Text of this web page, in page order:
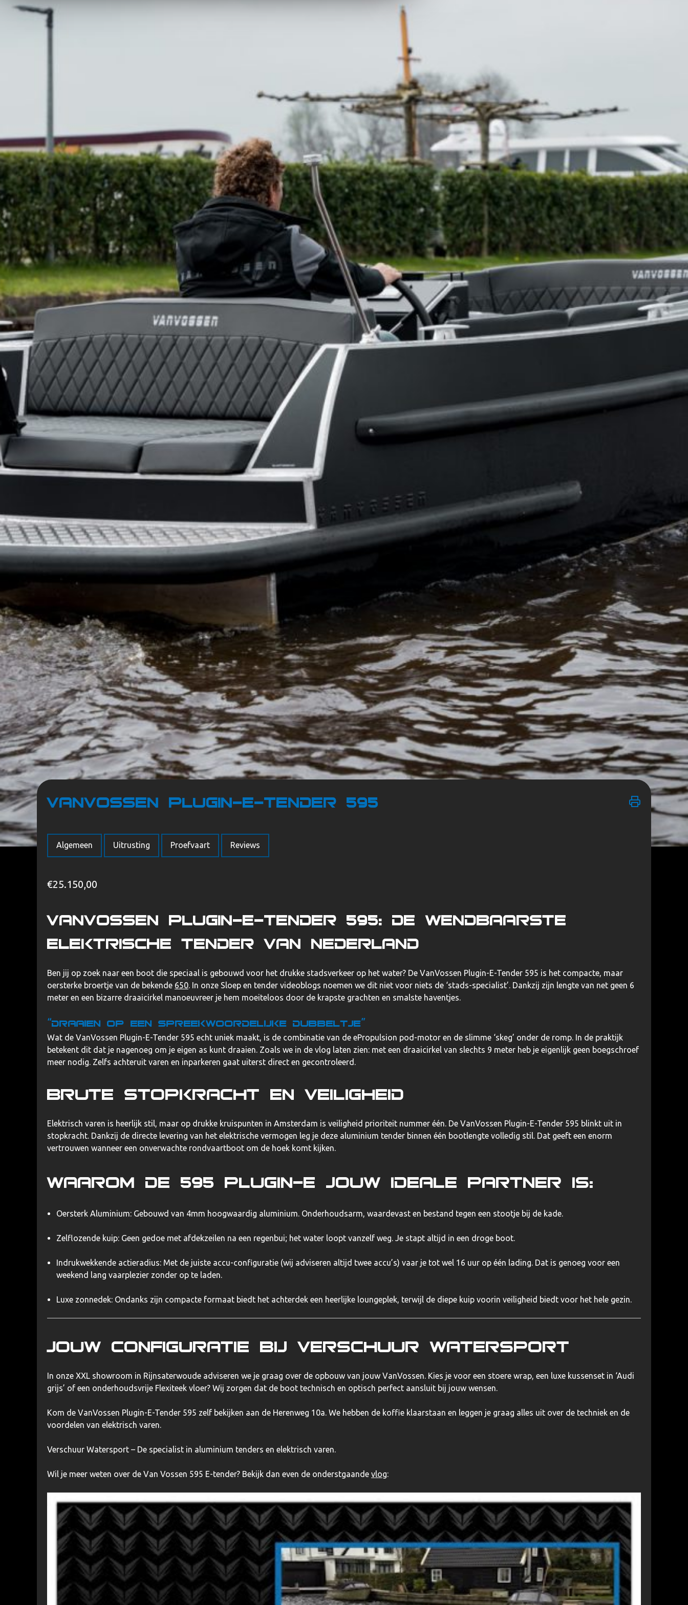
Merken / VanVossen Plugin-E-Tender 595
VanVossen Plugin-E-Tender 595
Algemeen Uitrusting Proefvaart Reviews
€25.150,00
VanVossen Plugin-E-Tender 595: De wendbaarste
elektrische tender van Nederland
Ben jij op zoek naar een boot die speciaal is gebouwd voor het drukke stadsverkeer op het water? De VanVossen Plugin-E-Tender 595 is het compacte, maar
oersterke broertje van de bekende 650. In onze Sloep en tender videoblogs noemen we dit niet voor niets de ‘stads-specialist’. Dankzij zijn lengte van net geen 6
meter en een bizarre draaicirkel manoeuvreer je hem moeiteloos door de krapste grachten en smalste haventjes.
“Draaien op een spreekwoordelijke dubbeltje”
Wat de VanVossen Plugin-E-Tender 595 echt uniek maakt, is de combinatie van de ePropulsion pod-motor en de slimme ‘skeg’ onder de romp. In de praktijk
betekent dit dat je nagenoeg om je eigen as kunt draaien. Zoals we in de vlog laten zien: met een draaicirkel van slechts 9 meter heb je eigenlijk geen boegschroef
meer nodig. Zelfs achteruit varen en inparkeren gaat uiterst direct en gecontroleerd.
Brute stopkracht en veiligheid
Elektrisch varen is heerlijk stil, maar op drukke kruispunten in Amsterdam is veiligheid prioriteit nummer één. De VanVossen Plugin-E-Tender 595 blinkt uit in
stopkracht. Dankzij de directe levering van het elektrische vermogen leg je deze aluminium tender binnen één bootlengte volledig stil. Dat geeft een enorm
vertrouwen wanneer een onverwachte rondvaartboot om de hoek komt kijken.
Waarom de 595 Plugin-E jouw ideale partner is:
Oersterk Aluminium:Gebouwd van 4mm hoogwaardig aluminium. Onderhoudsarm, waardevast en bestand tegen een stootje bij de kade.
Zelflozende kuip:Geen gedoe met afdekzeilen na een regenbui; het water loopt vanzelf weg. Je stapt altijd in een droge boot.
Indrukwekkende actieradius:Met de juiste accu-configuratie (wij adviseren altijd twee accu’s) vaar je tot wel 16 uur op één lading. Dat is genoeg voor een
weekend lang vaarplezier zonder op te laden.
Luxe zonnedek:Ondanks zijn compacte formaat biedt het achterdek een heerlijke loungeplek, terwijl de diepe kuip voorin veiligheid biedt voor het hele gezin.
Jouw configuratie bij Verschuur Watersport
In onze XXL showroom in Rijnsaterwoude adviseren we je graag over de opbouw van jouw VanVossen. Kies je voor een stoere wrap, een luxe kussenset in ‘Audi
grijs’ of een onderhoudsvrije Flexiteek vloer? Wij zorgen dat de boot technisch en optisch perfect aansluit bij jouw wensen.
Kom de VanVossen Plugin-E-Tender 595 zelf bekijken aan de Herenweg 10a. We hebben de koffie klaarstaan en leggen je graag alles uit over de techniek en de
voordelen van elektrisch varen.
Verschuur Watersport – De specialist in aluminium tenders en elektrisch varen.
Wil je meer weten over de Van Vossen 595 E-tender? Bekijk dan even de onderstgaande vlog: